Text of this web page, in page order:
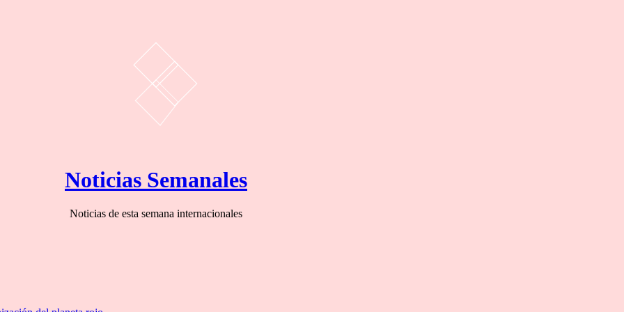
Noticias Semanales
Noticias de esta semana internacionales